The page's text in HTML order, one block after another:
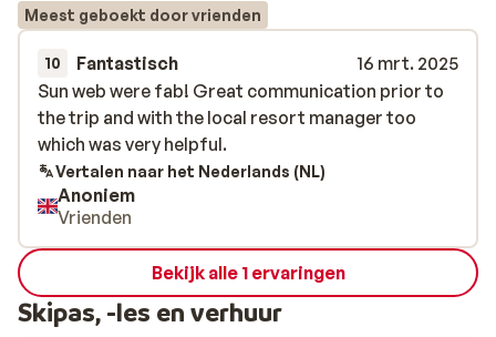
Meest geboekt door vrienden
10 Fantastisch
16 mrt. 2025
Sun web were fab! Great communication prior to
the trip and with the local resort manager too
which was very helpful.
Sun web were fab! Great communication prior to
the trip and with the local resort manager too
which was very helpful.
Vertalen naar het Nederlands (NL)
Anoniem
Vrienden
Bekijk alle 1 ervaringen
Skipas, -les en verhuur